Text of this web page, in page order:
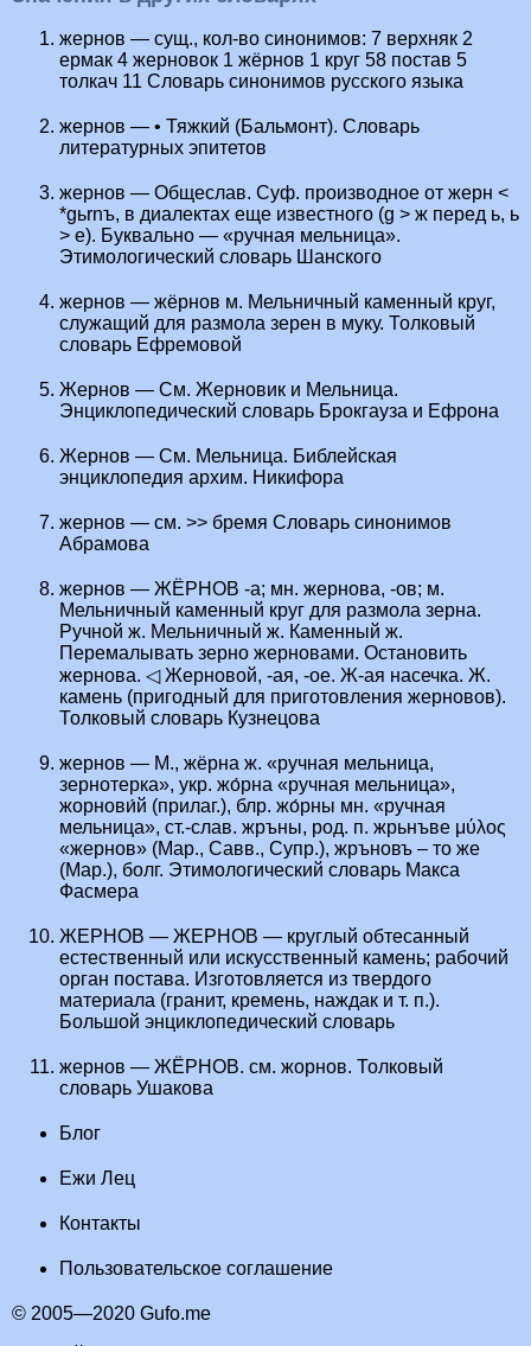
жернов — сущ., кол-во синонимов: 7 верхняк 2
ермак 4 жерновок 1 жёрнов 1 круг 58 постав 5
толкач 11 Словарь синонимов русского языка
жернов — • Тяжкий (Бальмонт). Словарь
литературных эпитетов
жернов — Общеслав. Суф. производное от жерн <
*gьrnъ, в диалектах еще известного (g > ж перед ь, ь
> е). Буквально — «ручная мельница».
Этимологический словарь Шанского
жернов — жёрнов м. Мельничный каменный круг,
служащий для размола зерен в муку. Толковый
словарь Ефремовой
Жернов — См. Жерновик и Мельница.
Энциклопедический словарь Брокгауза и Ефрона
Жернов — См. Мельница. Библейская
энциклопедия архим. Никифора
жернов — см. >> бремя Словарь синонимов
Абрамова
жернов — ЖЁРНОВ -а; мн. жернова, -ов; м.
Мельничный каменный круг для размола зерна.
Ручной ж. Мельничный ж. Каменный ж.
Перемалывать зерно жерновами. Остановить
жернова. ◁ Жерновой, -ая, -ое. Ж-ая насечка. Ж.
камень (пригодный для приготовления жерновов).
Толковый словарь Кузнецова
жернов — М., жёрна ж. «ручная мельница,
зернотерка», укр. жо́рна «ручная мельница»,
жорнови́й (прилаг.), блр. жо́рны мн. «ручная
мельница», ст.-слав. жръны, род. п. жрьнъве μύλος
«жернов» (Мар., Савв., Супр.), жръновъ – то же
(Мар.), болг. Этимологический словарь Макса
Фасмера
ЖЕРНОВ — ЖЕРНОВ — круглый обтесанный
естественный или искусственный камень; рабочий
орган постава. Изготовляется из твердого
материала (гранит, кремень, наждак и т. п.).
Большой энциклопедический словарь
жернов — ЖЁРНОВ. см. жорнов. Толковый
словарь Ушакова
Блог
Ежи Лец
Контакты
Пользовательское соглашение
© 2005—2020 Gufo.me